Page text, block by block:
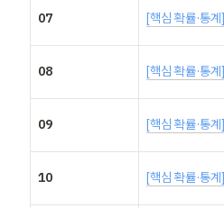
07 [핵심 확률·통계]
08 [핵심 확률·통계]
09 [핵심 확률·통계]
10 [핵심 확률·통계]